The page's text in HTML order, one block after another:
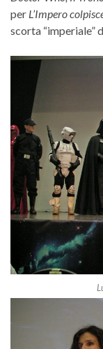
per L’Impero
scorta “imperiale”